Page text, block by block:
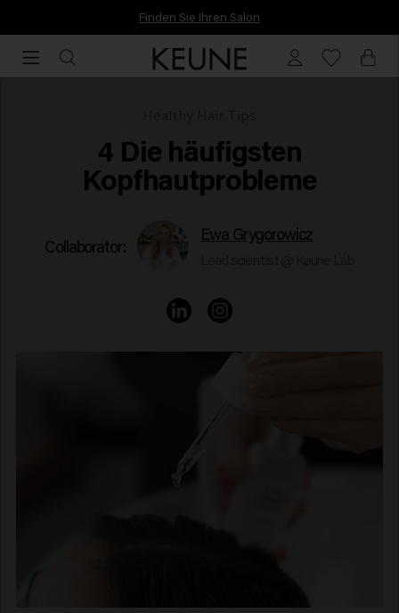
Vor 16:30 Uhr bestellt, heute noch versendet.
16:30
4 Die häufigsten
Kopfhautprobleme
Collaborator:
Ewa Grygorowicz